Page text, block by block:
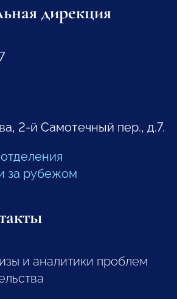
дирекция
2-й Самотечный пер., д.7.
за рубежом
и аналитики проблем